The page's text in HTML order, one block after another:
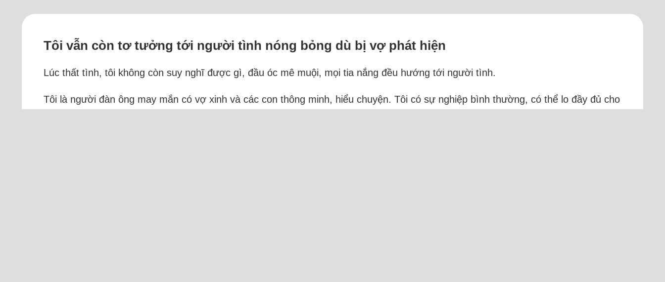
Tôi vẫn còn tơ tưởng tới người tình nóng bỏng dù bị vợ phát hiện
Lúc thất tình, tôi không còn suy nghĩ được gì, đầu óc mê muội, mọi tia nắng đều hướng tới người tình.
Tôi là người đàn ông may mắn có vợ xinh và các con thông minh, hiểu chuyện. Tôi có sự nghiệp bình thường, có thể lo đầy đủ cho